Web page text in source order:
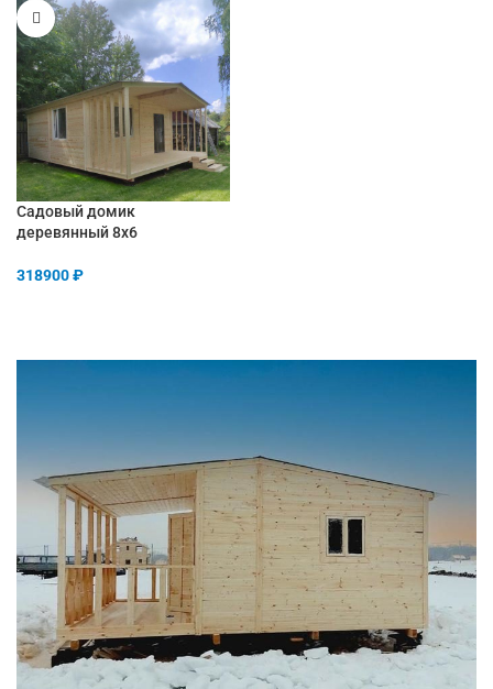
Садовый домик
деревянный 8х6
318900₽